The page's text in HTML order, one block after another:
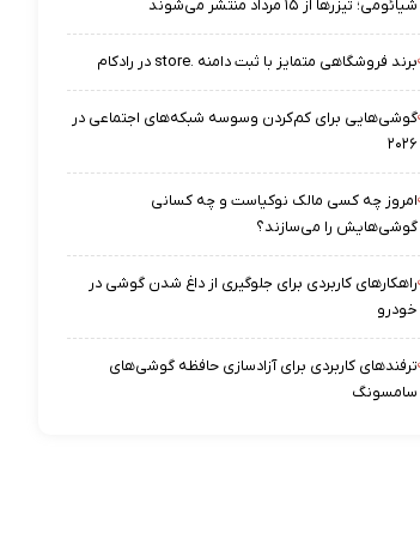
شیائومی؛ تیزرها از ۱۵ مرداد منتشر می‌شوند
برند فروشگاهی متمایز با ثبت دامنه .store در رادکام
گوشی‌هایی برای کم‌کردن وسوسه شبکه‌های اجتماعی در
۲۰۲۶
امروز چه کسی مالک نوکیاست و چه کسانی
گوشی‌هایش را می‌سازند؟
راهکارهای کاربردی برای جلوگیری از داغ شدن گوشی در
خودرو
ترفندهای کاربردی برای آزادسازی حافظه گوشی‌های
سامسونگ